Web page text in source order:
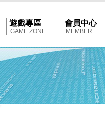
Softstar
遊戲專區
GAME ZONE
會員中心
MEMBER